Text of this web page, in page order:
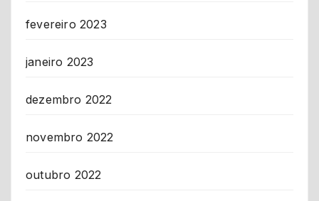
fevereiro 2023
janeiro 2023
dezembro 2022
novembro 2022
outubro 2022